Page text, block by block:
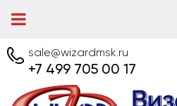
sale@wizardmsk.ru
+7 499 705 00 17